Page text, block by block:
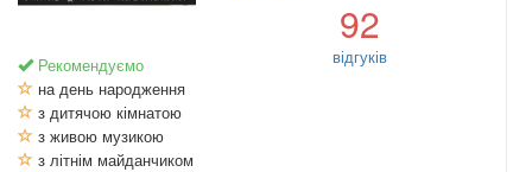
Рекомендуємо
на день народження
з дитячою кімнатою
з живою музикою
з літнім майданчиком
92
відгуків